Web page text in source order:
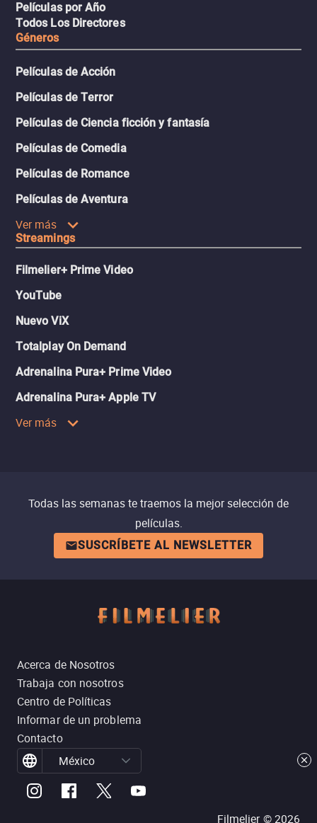
Películas por Año
Todos Los Directores
Géneros
Películas de Acción
Películas de Terror
Películas de Ciencia ficción y fantasía
Películas de Comedia
Películas de Romance
Películas de Aventura
Ver más
Streamings
Filmelier+ Prime Video
YouTube
Nuevo ViX
Totalplay On Demand
Adrenalina Pura+ Prime Video
Adrenalina Pura+ Apple TV
Ver más
Todas las semanas te traemos la mejor selección de
películas.
SUSCRÍBETE AL NEWSLETTER
Acerca de Nosotros
Trabaja con nosotros
Centro de Políticas
Informar de un problema
Contacto
México
Filmelier ©2026